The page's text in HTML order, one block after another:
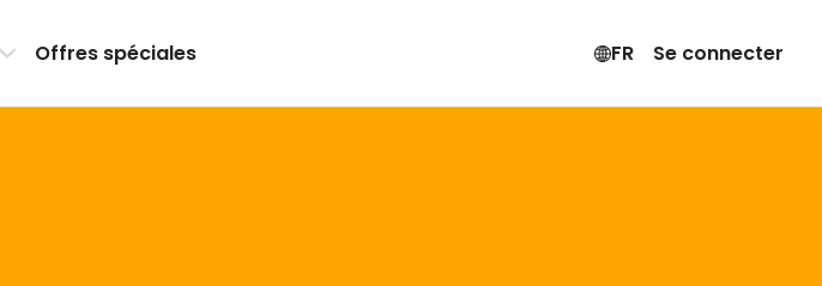
Offres spéciales FR Se connecter